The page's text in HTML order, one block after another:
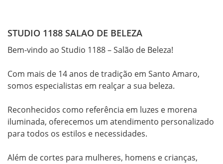
STUDIO 1188 SALAO DE BELEZA
Bem-vindo ao Studio 1188 – Salão de Beleza!
Com mais de 14 anos de tradição em Santo Amaro,
somos especialistas em realçar a sua beleza.
Reconhecidos como referência em luzes e morena
iluminada, oferecemos um atendimento personalizado
para todos os estilos e necessidades.
Além de cortes para mulheres, homens e crianças,